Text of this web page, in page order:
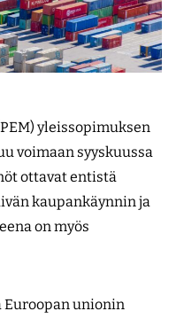
yleissopimuksen
voimaan syyskuussa
ottavat entistä
kaupankäynnin ja
on myös
Euroopan unionin